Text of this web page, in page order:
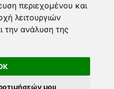
περιεχομένου και
λειτουργιών
την ανάλυση της
μου